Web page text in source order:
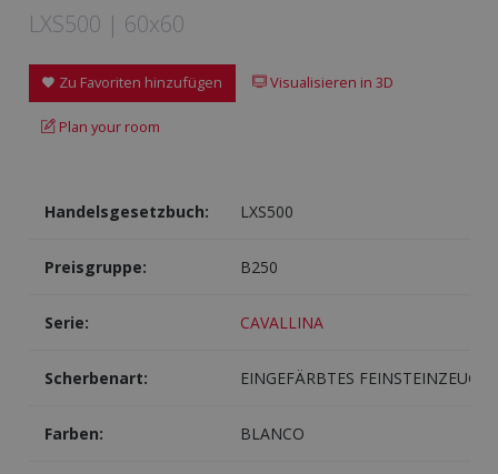
LXS500 | 60x60
Zu Favoriten hinzufügen Visualisieren in 3D
Plan your room
Handelsgesetzbuch: LXS500
Preisgruppe: B250
Serie: CAVALLINA
Scherbenart: EINGEFÄRBTES FEINSTEINZEUG
Farben: BLANCO